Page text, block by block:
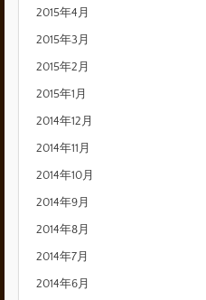
2015年4月
2015年3月
2015年2月
2015年1月
2014年12月
2014年11月
2014年10月
2014年9月
2014年8月
2014年7月
2014年6月